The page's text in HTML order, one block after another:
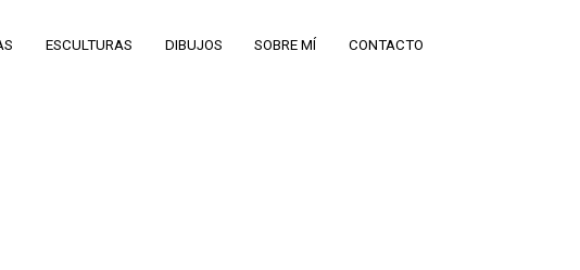
ESCULTURAS DIBUJOS SOBRE MÍ CONTACTO